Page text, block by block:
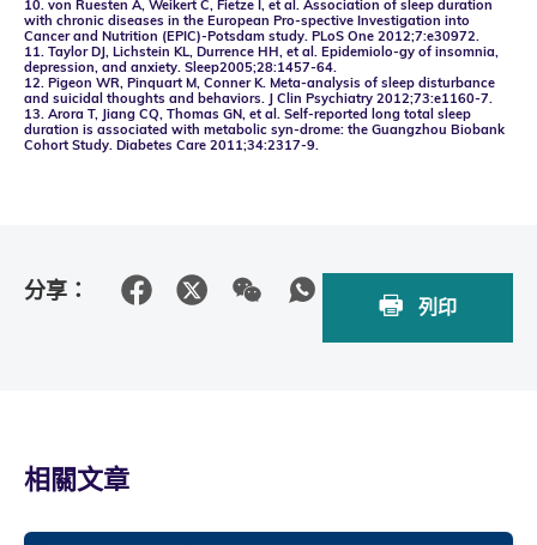
10. von Ruesten A, Weikert C, Fietze I, et al. Association of sleep duration
with chronic diseases in the European Pro-spective Investigation into
Cancer and Nutrition (EPIC)-Potsdam study. PLoS One 2012;7:e30972.
11. Taylor DJ, Lichstein KL, Durrence HH, et al. Epidemiolo-gy of insomnia,
depression, and anxiety. Sleep2005;28:1457-64.
12. Pigeon WR, Pinquart M, Conner K. Meta-analysis of sleep disturbance
and suicidal thoughts and behaviors. J Clin Psychiatry 2012;73:e1160-7.
13. Arora T, Jiang CQ, Thomas GN, et al. Self-reported long total sleep
duration is associated with metabolic syn-drome: the Guangzhou Biobank
Cohort Study. Diabetes Care 2011;34:2317-9.
分享：
列印
相關文章